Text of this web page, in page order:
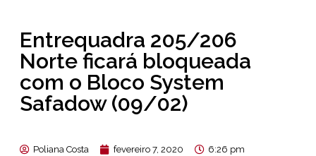
Entrequadra 205/206
Norte ficará bloqueada
com o Bloco System
Safadow (09/02)
Poliana Costa fevereiro 7, 2020
6:26 pm